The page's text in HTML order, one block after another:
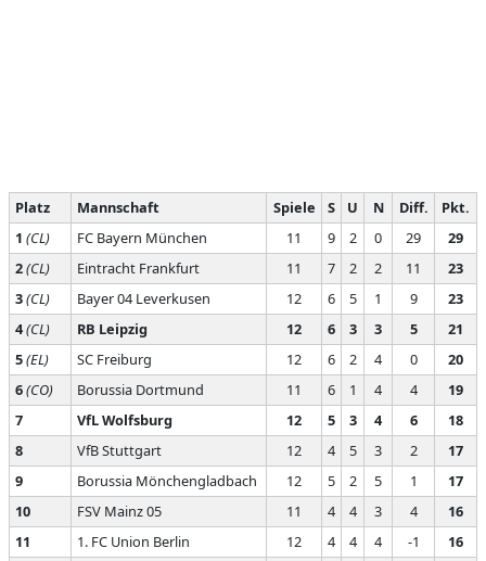
Platz Mannschaft Spiele S U N Diff.
Pkt.
1 (CL) FC Bayern München 11 9 2 0 29
29
2(CL) Eintracht Frankfurt 11 7 2 2 11
23
3(CL) Bayer 04 Leverkusen 12 6 5 1 9
23
4(CL) RB Leipzig 12 6 3 3 5
21
5(EL) SC Freiburg 12 6 2 4 0
20
6(CO) Borussia Dortmund 11 6 1 4 4
19
7
VfL Wolfsburg 12 5 3 4 6
18
8
VfB Stuttgart 12 4 5 3 2
17
9
Borussia Mönchengladbach 12 5 2 5 1
17
10
FSV Mainz 05 11 4 4 3 4
16
11
1. FC Union Berlin 12 4 4 4 -1
16